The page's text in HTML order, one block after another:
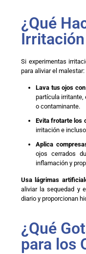
¿Qué
Si experimentas
para aliviar el malestar:
Lava tus ojos
partícula irritante,
o contaminante.
Evita frotarte los
irritación e
Aplica
ojos cerrados
inflamación y
Usa lágrimas
aliviar la sequedad y
diario y proporcionan
¿Qué
para los